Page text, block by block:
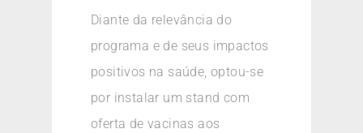
Diante da relevância do
programa e de seus impactos
positivos na saúde, optou-se
por instalar um stand com
oferta de vacinas aos